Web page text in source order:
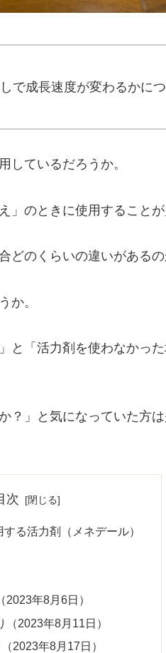
で成長速度が変わるかに
しているだろうか。
」のときに使用することが
のくらいの違いがあるの
か。
と「活力剤を使わなかっ
？」と気になっていた方
次
る活力剤（メネデール）
年8月6日）
（2023年8月11日）
2023年8月17日）